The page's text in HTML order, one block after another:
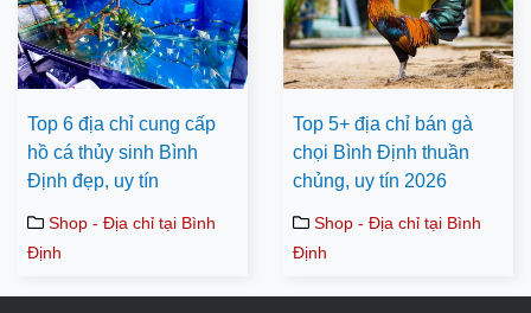
Top 6 địa chỉ cung cấp
hồ cá thủy sinh Bình
Định đẹp, uy tín
Shop - Địa chỉ tại Bình
Định
Top 5+ địa chỉ bán gà
chọi Bình Định thuần
chủng, uy tín 2026
Shop - Địa chỉ tại Bình
Định